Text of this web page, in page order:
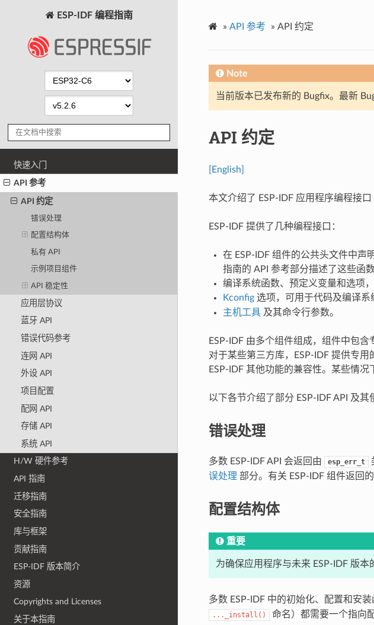
ESP-IDF 编程指南
快速入门
API 参考
API 约定
错误处理
配置结构体
私有 API
示例项目组件
API 稳定性
应用层协议
蓝牙 API
错误代码参考
连网 API
外设 API
项目配置
配网 API
存储 API
系统 API
H/W 硬件参考
API 指南
迁移指南
安全指南
库与框架
贡献指南
ESP-IDF 版本简介
资源
Copyrights and Licenses
关于本指南
» API 参考 » API 约定
Note
当前版本已发布新的 Bugfix。最新
API 约定
[English]
本文介绍了 ESP-IDF 应用程序编程接口
ESP-IDF 提供了几种编程接口：
在 ESP-IDF 组件的公共头文件中声
指南的 API 参考部分描述了这些函
编译系统函数、预定义变量和选项
Kconfig选项，可用于代码及编译系
主机工具及其命令行参数。
ESP-IDF 由多个组件组成，组件中包
对于某些第三方库，ESP-IDF 提供专
ESP-IDF 其他功能的兼容性。某些情
以下各节介绍了部分 ESP-IDF API 及其
错误处理
多数 ESP-IDF API 会返回由 esp_err_t
误处理 部分。有关 ESP-IDF 组件返回
配置结构体
重要
为确保应用程序与未来 ESP-IDF 版本
多数 ESP-IDF 中的初始化、配置和安
..._install() 命名）都需要一个指向